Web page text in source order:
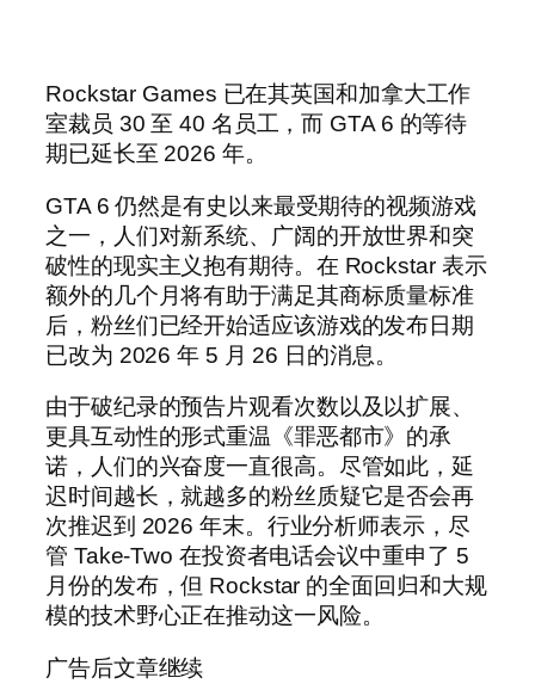
Rockstar Games 已在其英国和加拿大工作
室裁员 30 至 40 名员工，而 GTA 6 的等待
期已延长至 2026 年。
GTA 6 仍然是有史以来最受期待的视频游戏
之一，人们对新系统、广阔的开放世界和突
破性的现实主义抱有期待。在 Rockstar 表示
额外的几个月将有助于满足其商标质量标准
后，粉丝们已经开始适应该游戏的发布日期
已改为 2026 年 5 月 26 日的消息。
由于破纪录的预告片观看次数以及以扩展、
更具互动性的形式重温《罪恶都市》的承
诺，人们的兴奋度一直很高。尽管如此，延
迟时间越长，就越多的粉丝质疑它是否会再
次推迟到 2026 年末。行业分析师表示，尽
管 Take-Two 在投资者电话会议中重申了 5
月份的发布，但 Rockstar 的全面回归和大规
模的技术野心正在推动这一风险。
广告后文章继续